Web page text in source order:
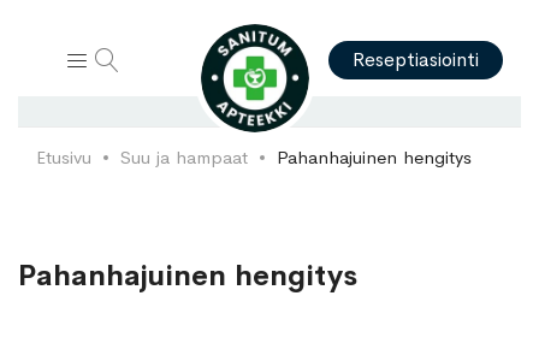
Reseptiasiointi
Etusivu Suu ja hampaat Pahanhajuinen hengitys
Pahanhajuinen hengitys